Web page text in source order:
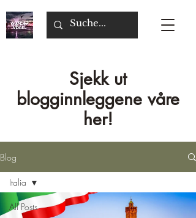
Sjekk ut
blogginnleggene våre
her!
Blog
All Posts
Italia